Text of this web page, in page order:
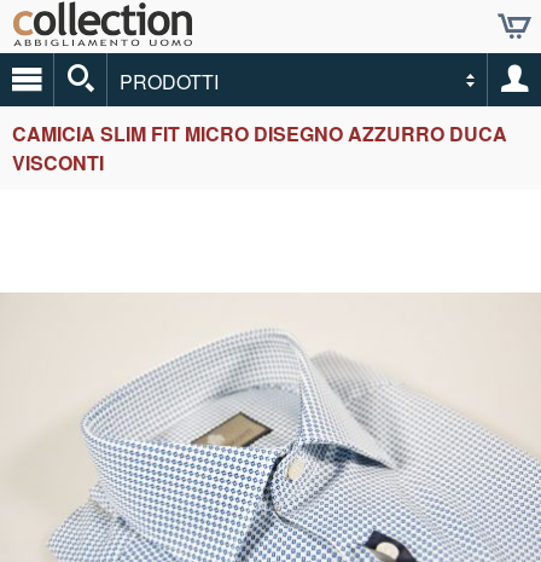
PRODOTTI
CAMICIA SLIM FIT MICRO DISEGNO AZZURRO DUCA
VISCONTI